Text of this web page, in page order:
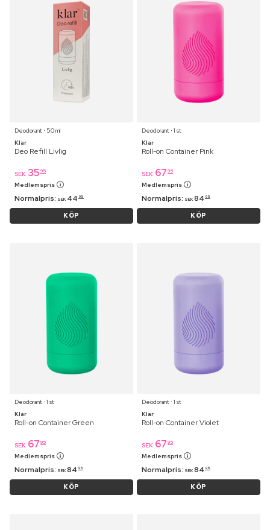
Deodorant ⋅ 50 ml
Klar
Deo Refill Livlig
SEK 35 95
Medlemspris
Normalpris: SEK 44 95
KÖP
Deodorant ⋅ 1 st
Klar
Roll-on Container Pink
SEK 67 95
Medlemspris
Normalpris: SEK 84 95
KÖP
Deodorant ⋅ 1 st
Klar
Roll-on Container Green
SEK 67 95
Medlemspris
Normalpris: SEK 84 95
KÖP
Deodorant ⋅ 1 st
Klar
Roll-on Container Violet
SEK 67 95
Medlemspris
Normalpris: SEK 84 95
KÖP